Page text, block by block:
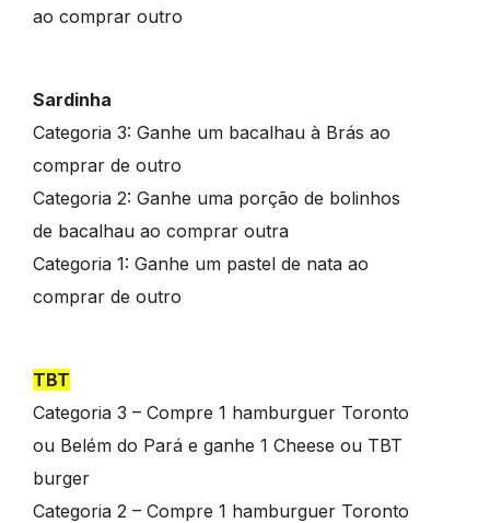
ao comprar outro
Sardinha
Categoria 3: Ganhe um bacalhau à Brás ao
comprar de outro
Categoria 2: Ganhe uma porção de bolinhos
de bacalhau ao comprar outra
Categoria 1: Ganhe um pastel de nata ao
comprar de outro
TBT
Categoria 3 – Compre 1 hamburguer Toronto
ou Belém do Pará e ganhe 1 Cheese ou TBT
burger
Categoria 2 – Compre 1 hamburguer Toronto